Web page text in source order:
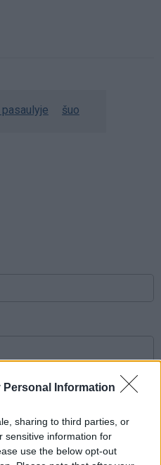
Personal Information
sharing to third parties, or
sensitive information for
use the below opt-out
šuo